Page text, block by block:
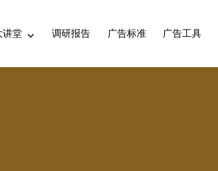
讲堂 调研报告 广告标准 广告工具